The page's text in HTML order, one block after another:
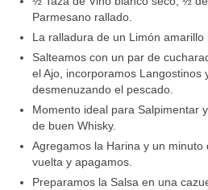
Parmesano rallado.
La ralladura de un Limón amarillo
Salteamos con un par de
el Ajo, incorporamos Langostinos
desmenuzando el pescado.
Momento ideal para Salpimentar
de buen Whisky.
Agregamos la Harina y un
vuelta y apagamos.
Preparamos la Salsa en una